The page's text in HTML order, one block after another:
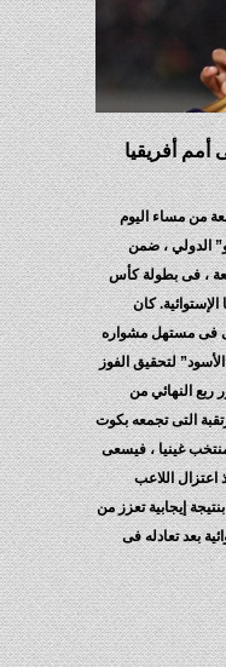
أمم أفريقيا
من مساء اليوم
الدولي ، ضمن
، فى بطولة كأس
الإستوائية. كان
فى مستهل مشواره
لتحقيق الفوز
ربع النهائي من
التى تجمعه بكوت
منتخب غينيا ، فيسعى
اعتزال اللاعب
إيجابية تعزز من
بعد تعادله فى